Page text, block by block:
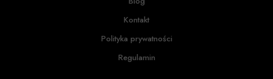
Kontakt
Polityka prywatności
Regulamin